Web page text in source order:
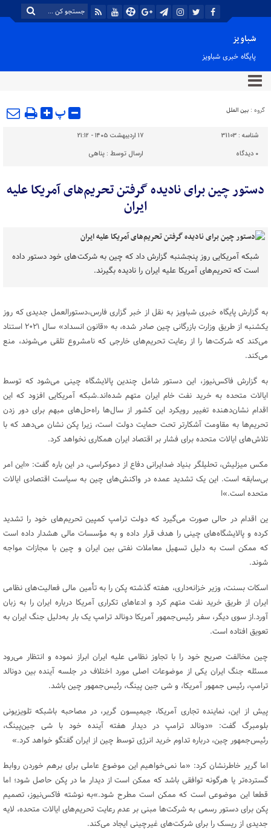
شباویز
پایگاه خبری شباویز
گروه : بین الملل پ
شناسه : 31103
۱۷ اردیبهشت ۱۴۰۵ - ۲۱:۱۲
۰ دیدگاه ارسال توسط :پناهی
دستور چین برای نادیده گرفتن تحریم‌های آمریکا علیه
ایران
شبکه آمریکایی روز پنجشنبه گزارش داد که چین به شرکت‌های خود دستور داده
است که تحریم‌های آمریکا علیه ایران را نادیده بگیرند.
به گزارش پایگاه خبری شباویز به نقل از خبر گزاری فارس،دستورالعمل جدیدی که روز
یکشنبه از طریق وزارت بازرگانی چین صادر شده، به «قانون انسداد» سال ۲۰۲۱ استناد
می‌کند که شرکت‌ها را از رعایت تحریم‌های خارجی که نامشروع تلقی می‌شوند، منع
می‌کند.
به گزارش فاکس‌نیوز، این دستور شامل چندین پالایشگاه چینی می‌شود که توسط
ایالات متحده به خرید نفت خام ایران متهم شده‌اند.شبکه آمریکایی افزود که این
اقدام نشان‌دهنده تغییر رویکرد این کشور از سال‌ها راه‌حل‌های مبهم برای دور زدن
تحریم‌ها به مقاومت آشکارتر تحت حمایت دولت است، زیرا پکن نشان می‌دهد که با
تلاش‌های ایالات متحده برای فشار بر اقتصاد ایران همکاری نخواهد کرد.
مکس میزلیش، تحلیلگر بنیاد ضدایرانی دفاع از دموکراسی، در این باره گفت: «این امر
بی‌سابقه است. این یک تشدید عمده در واکنش‌های چین به سیاست اقتصادی ایالات
متحده است.»ا
ین اقدام در حالی صورت می‌گیرد که دولت ترامپ کمپین تحریم‌های خود را تشدید
کرده و پالایشگاه‌های چینی را هدف قرار داده و به مؤسسات مالی هشدار داده است
که ممکن است به دلیل تسهیل معاملات نفتی بین ایران و چین با مجازات مواجه
شوند.
اسکات بسنت، وزیر خزانه‌داری، هفته گذشته پکن را به تأمین مالی فعالیت‌های نظامی
ایران از طریق خرید نفت متهم کرد و ادعاهای تکراری آمریکا درباره ایران را به زبان
آورد.از سوی دیگر، سفر رئیس‌جمهور آمریکا دونالد ترامپ یک بار به‌دلیل جنگ ایران به
تعویق افتاده است.
چین مخالفت صریح خود را با تجاوز نظامی علیه ایران ابراز نموده و انتظار می‌رود
مسئله جنگ ایران یکی از موضوعات اصلی مورد اختلاف در جلسه آینده بین دونالد
ترامپ، رئیس جمهور آمریکا، و شی جین پینگ، رئیس‌جمهور چین باشد.
پیش از این، نماینده تجاری آمریکا، جیمیسون گریر، در مصاحبه باشبکه تلویزیونی
بلومبرگ گفت: «دونالد ترامپ در دیدار هفته آینده خود با شی جین‌پینگ،
رئیس‌جمهور چین، درباره تداوم خرید انرژی توسط چین از ایران گفتگو خواهد کرد.»
اما گریر خاطرنشان کرد: «ما نمی‌خواهیم این موضوع عاملی برای برهم خوردن روابط
گسترده‌تر یا هرگونه توافقی باشد که ممکن است از دیدار ما در پکن حاصل شود؛ اما
قطعا این موضوعی است که ممکن است مطرح شود.»به نوشته فاکس‌نیوز، تصمیم
پکن برای دستور رسمی به شرکت‌ها مبنی بر عدم رعایت تحریم‌های ایالات متحده، لایه
جدیدی از ریسک را برای شرکت‌های غیرچینی ایجاد می‌کند.